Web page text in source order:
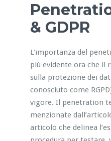
& GDPR
L’importanza del
più evidente ora che il
sulla protezione dei
conosciuto come
vigore. Il penetration
menzionate
articolo che delinea